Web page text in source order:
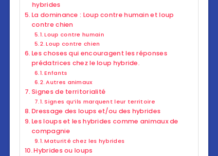
hybrides
La dominance : Loup contre humain et loup
contre chien
Loup contre humain
Loup contre chien
Les choses qui encouragent les réponses
prédatrices chez le loup hybride.
Enfants
Autres animaux
Signes de territorialité
Signes qu’ils marquent leur territoire
Dressage des loups et/ou des hybrides
Les loups et les hybrides comme animaux de
compagnie
Maturité chez les hybrides
Hybrides ou loups